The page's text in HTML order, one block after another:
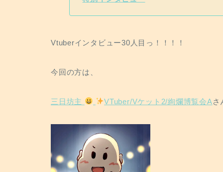
Vtuberインタビュー30人目っ！！！！
今回の方は、
三日坊主 VTuber/Vケット2/絢爛博覧会Aさ